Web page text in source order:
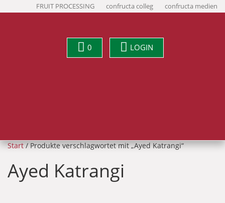
FRUIT PROCESSING confructa colleg confructa medien
0 LOGIN
Start/ Produkte verschlagwortet mit „Ayed Katrangi“
Ayed Katrangi